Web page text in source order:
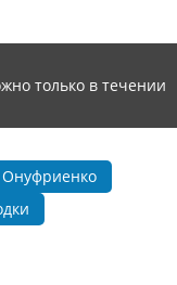
только в течении
Онуфриенко